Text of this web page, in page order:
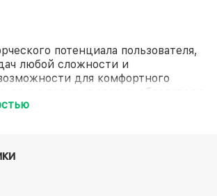
потенциала пользователя,
любой сложности и
для комфортного
подарит своему обладателю
13 Pro Max. Его корпус
который обеспечит невероятное
при загрузке программ и
нескольких
и реалистичные изображения